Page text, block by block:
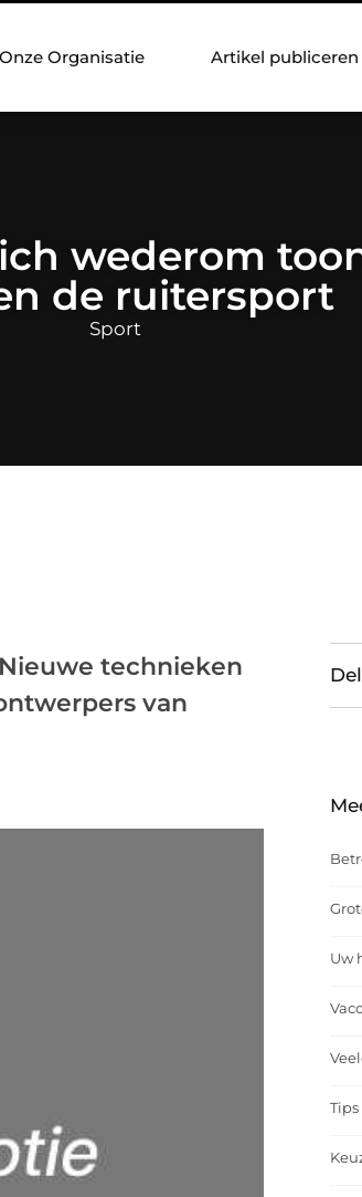
Onze Organisatie Artikel publiceren
wederom
de ruitersport
Sport
technieken
van
Uw